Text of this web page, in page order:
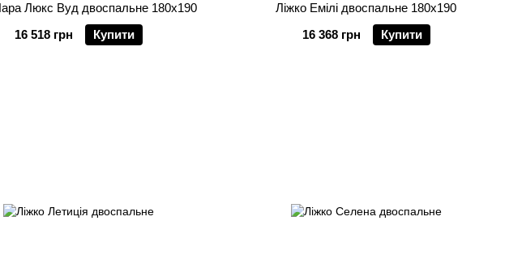
Люкс Вуд двоспальне 180х190
16 518 грн
Купити
Ліжко Емілі двоспальне 180х190
16 368 грн
Купити